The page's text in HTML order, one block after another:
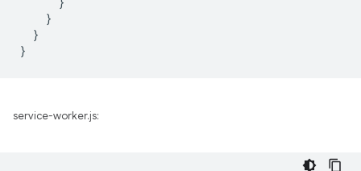
}
}
}
service-worker.js: